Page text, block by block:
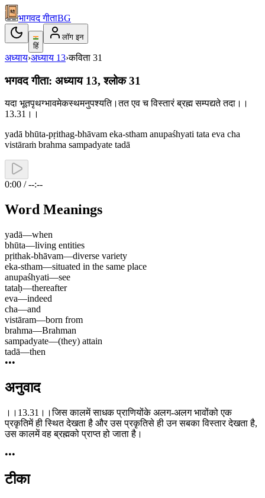
भागवद गीताBG
हिं
लॉग इन
अध्याय›अध्याय 13›कविता 31
भगवद गीता: अध्याय 13, श्लोक 31
यदा भूतपृथग्भावमेकस्थमनुपश्यति।तत एव च विस्तारं ब्रह्म सम्पद्यते तदा।।
13.31।।
yadā bhūta-pṛithag-bhāvam eka-stham anupaśhyati tata eva cha
vistāraṁ brahma sampadyate tadā
0:00 / --:--
Word Meanings
yadā—when
bhūta—living entities
pṛithak-bhāvam—diverse variety
eka-stham—situated in the same place
anupaśhyati—see
tataḥ—thereafter
eva—indeed
cha—and
vistāram—born from
brahma—Brahman
sampadyate—(they) attain
tadā—then
•••
अनुवाद
।।13.31।।जिस कालमें साधक प्राणियोंके अलग-अलग भावोंको एक
प्रकृतिमें ही स्थित देखता है और उस प्रकृतिसे ही उन सबका विस्तार देखता है,
उस कालमें वह ब्रह्मको प्राप्त हो जाता है।
•••
टीका